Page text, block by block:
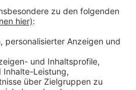
Aktivitäten
stimmen Sie der
zu, um dieses